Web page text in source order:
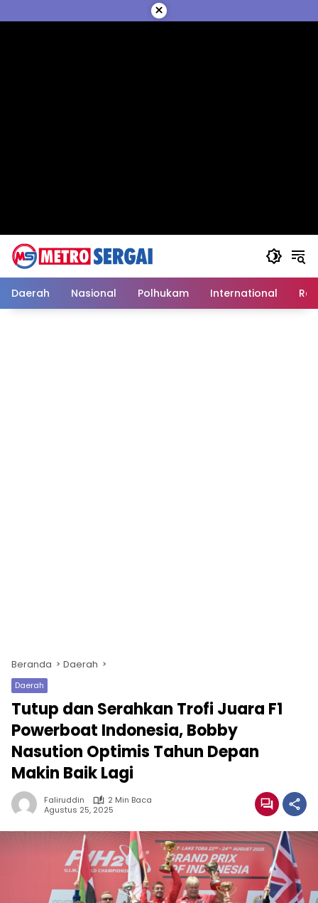
ke
×
Daerah Nasional Polhukam International
Beranda Daerah
Daerah
Tutup dan Serahkan Trofi Juara F1
Powerboat Indonesia, Bobby
Nasution Optimis Tahun Depan
Makin Baik Lagi
Faliruddin
2 Min Baca
Agustus 25, 2025